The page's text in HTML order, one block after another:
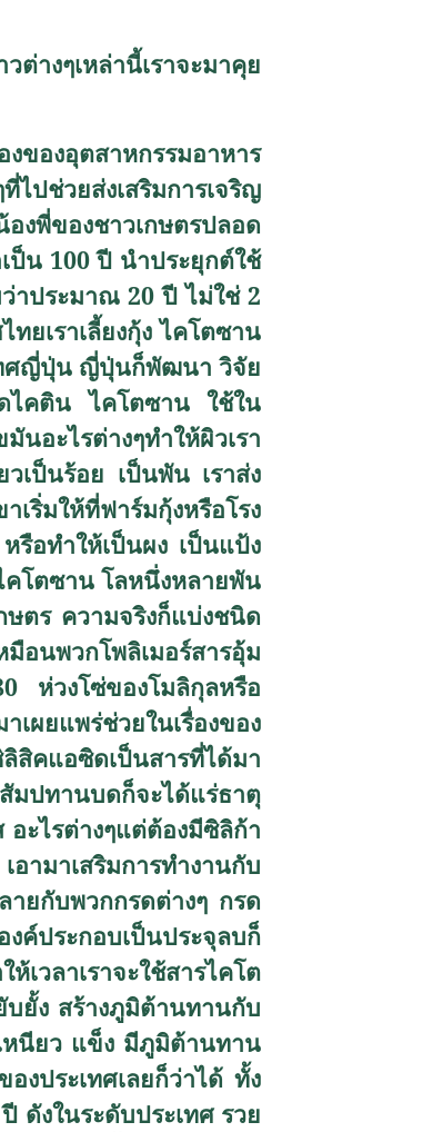
ต่างๆเหล่านี้เราจะมาคุย
ของอุตสาหกรรมอาหาร
ปช่วยส่งเสริมการเจริญ
งพี่ของชาวเกษตรปลอด
ป็น 100 ปี นำประยุกต์ใช้
าประมาณ 20 ปี ไม่ใช่ 2
ยเราเลี้ยงกุ้ง ไคโตซาน
ทศญี่ปุ่น ญี่ปุ่นก็พัฒนา วิจัย
ดไคติน ไคโตซาน ใช้ใน
นอะไรต่างๆทำให้ผิวเรา
เป็นร้อย เป็นพัน เราส่ง
ริ่มให้ที่ฟาร์มกุ้งหรือโรง
อทำให้เป็นผง เป็นแป้ง
โตซาน โลหนึ่งหลายพัน
ตร ความจริงก็แบ่งชนิด
อนพวกโพลิเมอร์สารอุ้ม
ห่วงโซ่ของโมลิกุลหรือ
ผยแพร่ช่วยในเรื่องของ
สิคแอซิดเป็นสารที่ได้มา
มปทานบดก็จะได้แร่ธาตุ
ะไรต่างๆแต่ต้องมีซิลิก้า
อามาเสริมการทำงานกับ
ายกับพวกกรดต่างๆ กรด
ค์ประกอบเป็นประจุลบก็
วลาเราจะใช้สารไคโต
บยั้ง สร้างภูมิต้านทานกับ
หนียว แข็ง มีภูมิต้านทาน
งประเทศเลยก็ว่าได้ ทั้ง
ดังในระดับประเทศ รวย